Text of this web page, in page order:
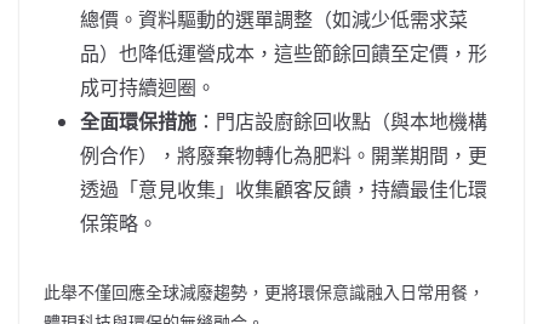
總價。資料驅動的選單調整（如減少低需求菜
品）也降低運營成本，這些節餘回饋至定價，形
成可持續迴圈。
全面環保措施 ：門店設廚餘回收點（與本地機構
例合作），將廢棄物轉化為肥料。開業期間，更
透過「意見收集」收集顧客反饋，持續最佳化環
保策略。
此舉不僅回應全球減廢趨勢，更將環保意識融入日常用餐，